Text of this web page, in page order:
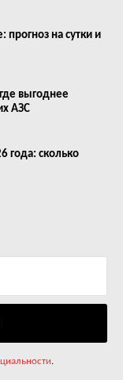
прогноз на сутки и
выгоднее
АЗС
года: сколько
.